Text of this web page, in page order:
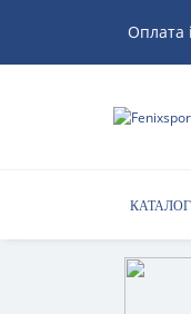
Оплата
КАТАЛОГ
КОРИСНІ